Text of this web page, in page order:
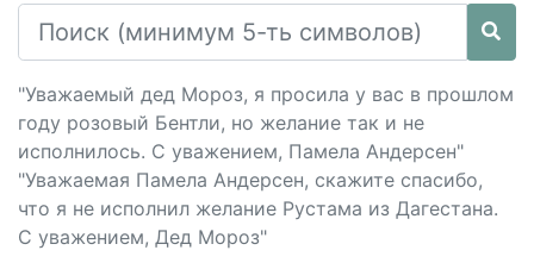
"Уважаемый дед Мороз, я просила у вас в прошлом
году розовый Бентли, но желание так и не
исполнилось. С уважением, Памела Андерсен"
"Уважаемая Памела Андерсен, скажите спасибо,
что я не исполнил желание Рустама из Дагестана.
С уважением, Дед Мороз"